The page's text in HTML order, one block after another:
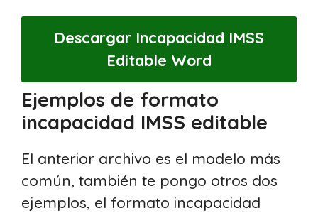
Descargar Incapacidad IMSS
Editable Word
Ejemplos de formato
incapacidad IMSS editable
El anterior archivo es el modelo más
común, también te pongo otros dos
ejemplos, el formato incapacidad